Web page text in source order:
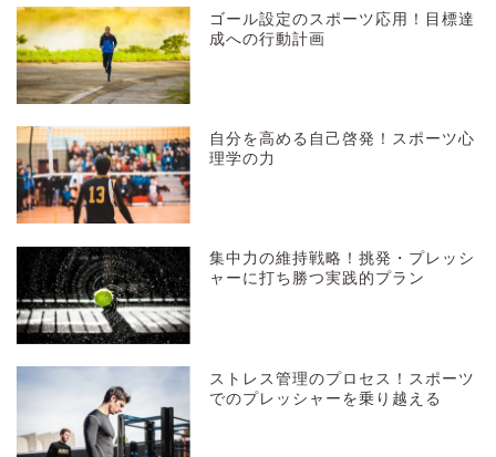
ゴール設定のスポーツ応用！目標達
成への行動計画
自分を高める自己啓発！スポーツ心
理学の力
集中力の維持戦略！挑発・プレッシ
ャーに打ち勝つ実践的プラン
ストレス管理のプロセス！スポーツ
でのプレッシャーを乗り越える